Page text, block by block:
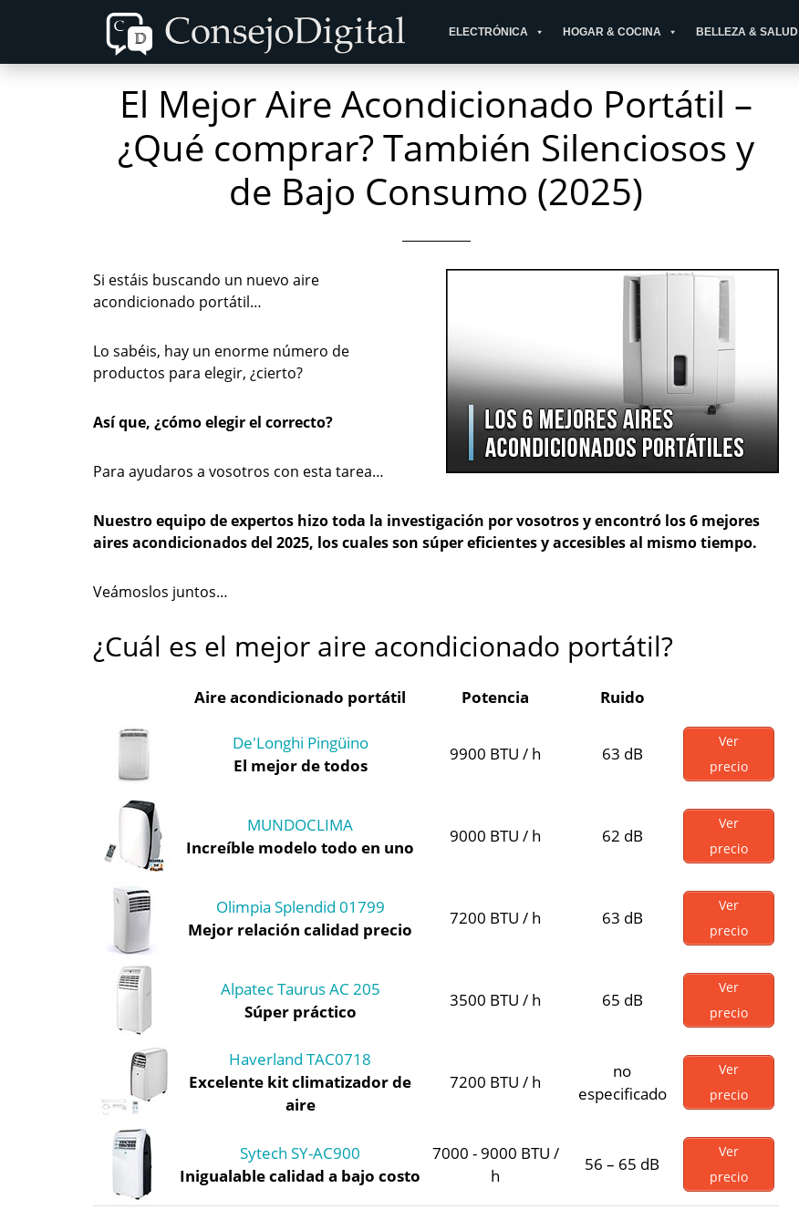
content
primary
ELECTRÓNICA HOGAR & COCINA BELLEZA & SALUD
El Mejor Aire Acondicionado Portátil –
¿Qué comprar? También Silenciosos y
de Bajo Consumo (2025)
Si estáis buscando un nuevo aire
acondicionado portátil…
Lo sabéis, hay un enorme número de
productos para elegir, ¿cierto?
Así que, ¿cómo elegir el correcto?
Para ayudaros a vosotros con esta tarea…
Nuestro equipo de expertos hizo toda la investigación por vosotros y encontró los 6 mejores
aires acondicionados del 2025, los cuales son súper eficientes y accesibles al mismo tiempo.
Veámoslos juntos…
¿Cuál es el mejor aire acondicionado portátil?
Aire acondicionado portátil Potencia Ruido
De'Longhi Pingüino
El mejor de todos
9900 BTU / h 63 dB
Ver
precio
MUNDOCLIMA
Increíble modelo todo en uno
9000 BTU / h 62 dB
Ver
precio
Olimpia Splendid 01799
Mejor relación calidad precio
7200 BTU / h 63 dB
Ver
precio
Alpatec Taurus AC 205
Súper práctico
3500 BTU / h 65 dB
Ver
precio
Haverland TAC0718
Excelente kit climatizador de
aire
7200 BTU / h
no
especificado
Ver
precio
Sytech SY-AC900
Inigualable calidad a bajo costo
7000 - 9000 BTU /
h
56 – 65 dB
Ver
precio